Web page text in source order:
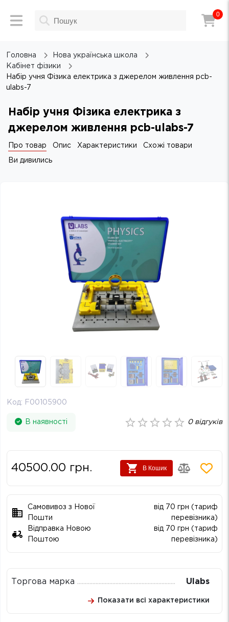
0
Головна
Нова українська школа
Кабінет фізики
Набір учня Фізика електрика з джерелом живлення pcb-
ulabs-7
Набір учня Фізика електрика з
джерелом живлення pcb-ulabs-7
Про товар Опис Характеристики Схожі товари
Ви дивились
Код: F00105900
В наявності 0відгуків
40500.00 грн. В Кошик
Самовивоз з Нової
Пошти
від 70 грн (тариф
перевізника)
Відправка Новою
Поштою
від 70 грн (тариф
перевізника)
Торгова марка Ulabs
Показати всі характеристики